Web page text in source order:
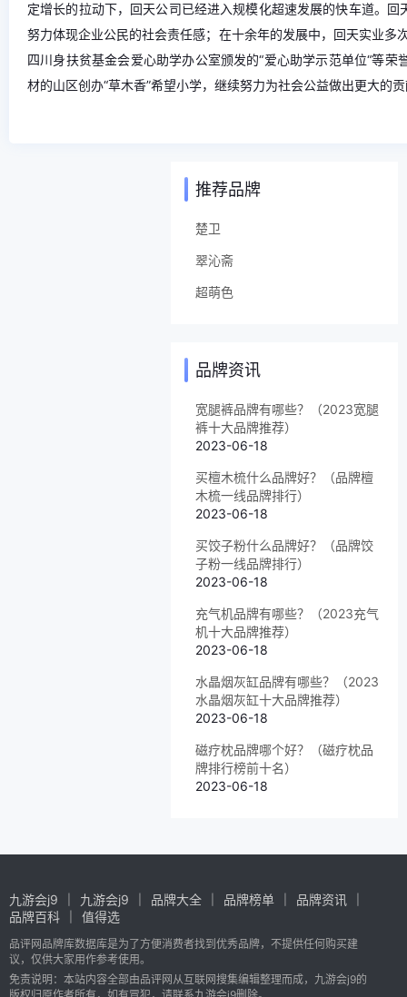
定增长的拉动下，回天公司已经进入规模化超速发展的快车道。
努力体现企业公民的社会责任感；在十余年的发展中，回天实业多
四川身扶贫基金会爱心助学办公室颁发的“爱心助学示范单位“等
材的山区创办“草木香”希望小学，继续努力为社会公益做出更大的
推荐品牌
楚卫
翠沁斋
超萌色
品牌资讯
宽腿裤品牌有哪些？（2023宽腿
裤十大品牌推荐）
2023-06-18
买檀木梳什么品牌好？（品牌檀
木梳一线品牌排行）
2023-06-18
买饺子粉什么品牌好？（品牌饺
子粉一线品牌排行）
2023-06-18
充气机品牌有哪些？（2023充气
机十大品牌推荐）
2023-06-18
水晶烟灰缸品牌有哪些？（2023
水晶烟灰缸十大品牌推荐）
2023-06-18
磁疗枕品牌哪个好？（磁疗枕品
牌排行榜前十名）
2023-06-18
九游会j9 九游会j9 品牌大全 品牌榜单
品牌资讯
品牌百科
值得选
品评网品牌库数据库是为了方便消费者找到优秀品牌，不提供任何购买建
议，仅供大家用作参考使用。
免责说明：本站内容全部由品评网从互联网搜集编辑整理而成，九游会j9的